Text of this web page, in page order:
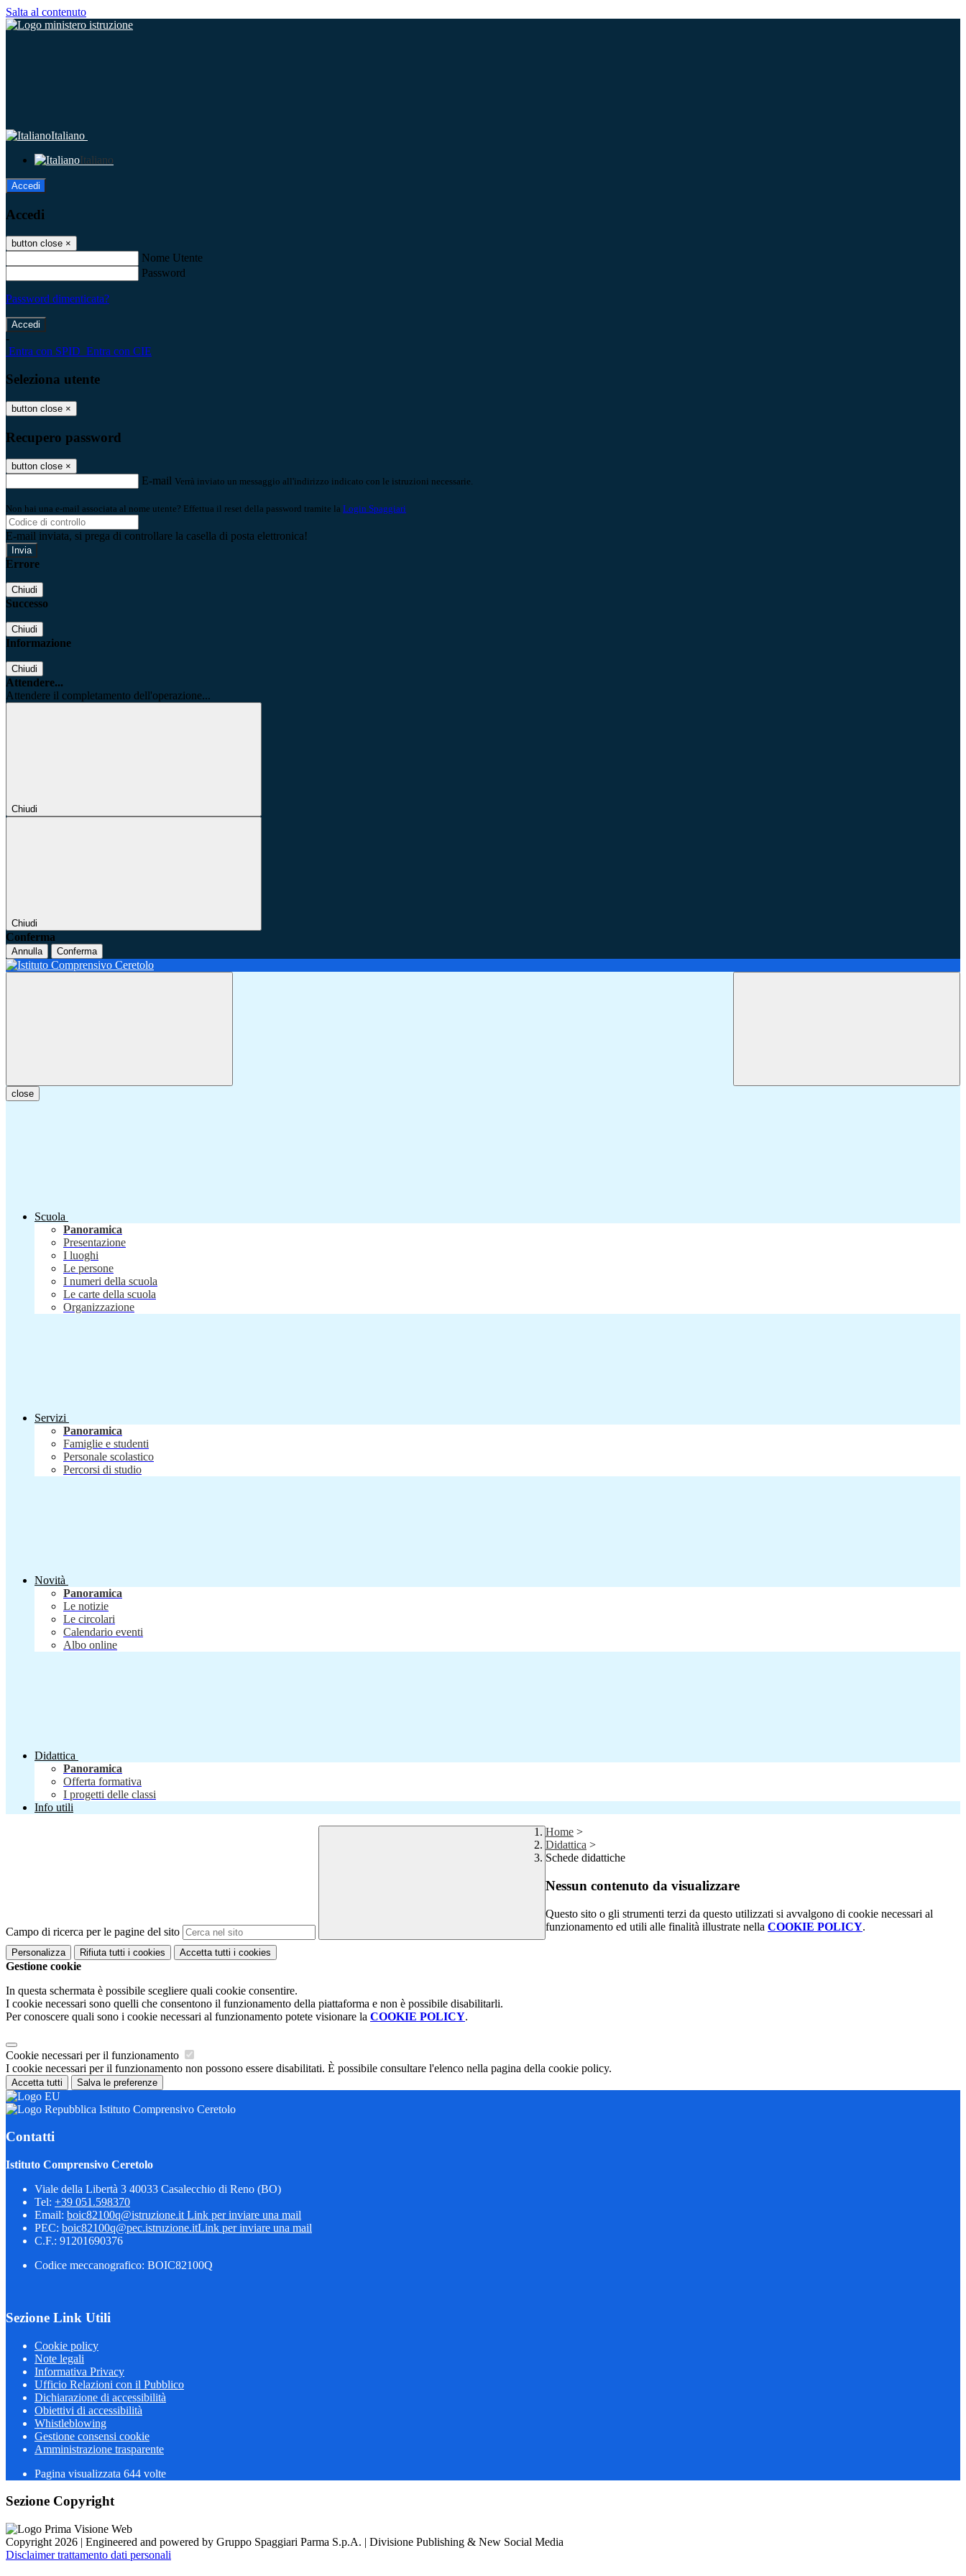
Salta al contenuto
Italiano
Italiano
Accedi
Accedi
button close ×
Nome Utente
Password
Password dimenticata?
-
Entra con SPID Entra con CIE
Seleziona utente
button close ×
Recupero password
button close ×
E-mail Verrà inviato un messaggio all'indirizzo indicato con le istruzioni necessarie.
Non hai una e-mail associata al nome utente? Effettua il reset della password tramite la Login Spaggiari
E-mail inviata, si prega di controllare la casella di posta elettronica!
Errore
Chiudi
Successo
Chiudi
Informazione
Chiudi
Attendere...
Attendere il completamento dell'operazione...
Chiudi
Chiudi
Conferma
Annulla Conferma
close
Scuola
Panoramica
Presentazione
I luoghi
Le persone
I numeri della scuola
Le carte della scuola
Organizzazione
Servizi
Panoramica
Famiglie e studenti
Personale scolastico
Percorsi di studio
Novità
Panoramica
Le notizie
Le circolari
Calendario eventi
Albo online
Didattica
Panoramica
Offerta formativa
I progetti delle classi
Info utili
Campo di ricerca per le pagine del sito
Home >
Didattica >
Schede didattiche
Nessun contenuto da visualizzare
Questo sito o gli strumenti terzi da questo utilizzati si avvalgono di cookie necessari al
funzionamento ed utili alle finalità illustrate nella COOKIE POLICY.
Personalizza Rifiuta tutti i cookies Accetta tutti i cookies
Gestione cookie
In questa schermata è possibile scegliere quali cookie consentire.
I cookie necessari sono quelli che consentono il funzionamento della piattaforma e non è possibile disabilitarli.
Per conoscere quali sono i cookie necessari al funzionamento potete visionare la COOKIE POLICY.
Cookie necessari per il funzionamento
I cookie necessari per il funzionamento non possono essere disabilitati. È possibile consultare l'elenco nella pagina della cookie policy.
Accetta tutti Salva le preferenze
Istituto Comprensivo Ceretolo
Contatti
Istituto Comprensivo Ceretolo
Viale della Libertà 3 40033 Casalecchio di Reno (BO)
Tel: +39 051.598370
Email: boic82100q@istruzione.it Link per inviare una mail
PEC: boic82100q@pec.istruzione.itLink per inviare una mail
C.F.: 91201690376
Codice meccanografico: BOIC82100Q
Sezione Link Utili
Cookie policy
Note legali
Informativa Privacy
Ufficio Relazioni con il Pubblico
Dichiarazione di accessibilità
Obiettivi di accessibilità
Whistleblowing
Gestione consensi cookie
Amministrazione trasparente
Pagina visualizzata 644 volte
Sezione Copyright
Copyright 2026 | Engineered and powered by Gruppo Spaggiari Parma S.p.A. | Divisione Publishing & New Social Media
Disclaimer trattamento dati personali